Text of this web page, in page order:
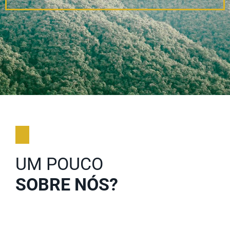
UM POUCO
SOBRE NÓS?